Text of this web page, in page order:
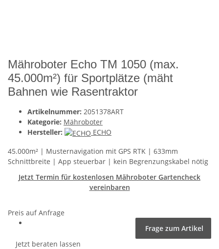
Mähroboter Echo TM 1050 (max.
45.000m²) für Sportplätze (mäht
Bahnen wie Rasentraktor
Artikelnummer: 2051378ART
Kategorie: Mähroboter
Hersteller:
ECHO
45.000m² | Musternavigation mit GPS RTK | 633mm
Schnittbreite | App steuerbar | kein Begrenzungskabel nötig
Jetzt Termin für kostenlosen Mähroboter Gartencheck
vereinbaren
Preis auf Anfrage
Frage zum Artikel
Jetzt beraten lassen